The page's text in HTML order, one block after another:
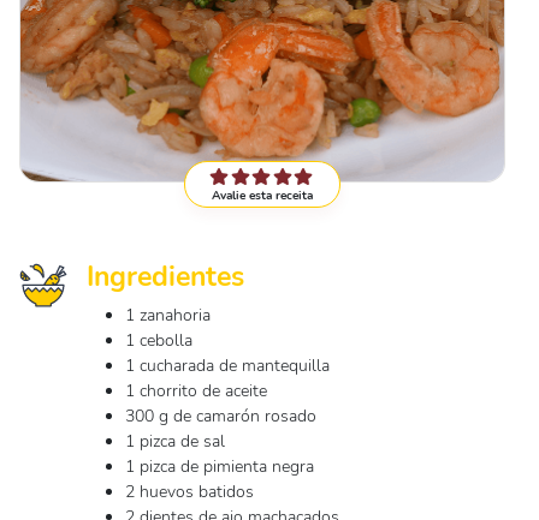
Avalie esta receita
Ingredientes
1 zanahoria
1 cebolla
1 cucharada de mantequilla
1 chorrito de aceite
300 g de camarón rosado
1 pizca de sal
1 pizca de pimienta negra
2 huevos batidos